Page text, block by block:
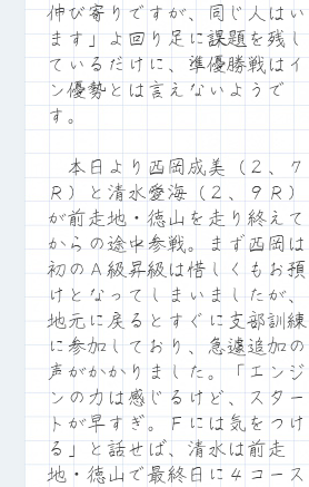
伸び寄りですが、同じ人はい
ます」よ回り足に課題を残し
ているだけに、準優勝戦はイ
ン優勢とは言えないようで
す。
本日より西岡成美（２、７
Ｒ）と清水愛海（２、９Ｒ）
が前走地・徳山を走り終えて
からの途中参戦。まず西岡は
初のＡ級昇級は惜しくもお預
けとなってしまいましたが、
地元に戻るとすぐに支部訓練
に参加しており、急遽追加の
声がかかりました。「エンジ
ンの力は感じるけど、スター
トが早すぎ。Ｆには気をつけ
る」と話せば、清水は前走
地・徳山で最終日に４コース